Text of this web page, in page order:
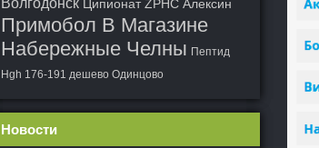
Волгодонск Ципионат ZPHC Алексин
Примобол В Магазине
Набережные Челны Пептид
Hgh 176-191 дешево Одинцово
Новости